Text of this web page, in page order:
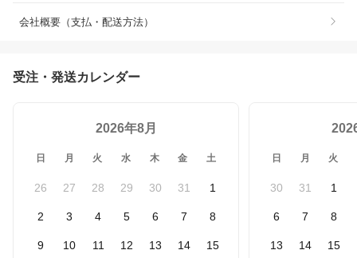
会社概要（支払・配送方法）
受注・発送カレンダー
2026年8月
日 月 火 水 木 金 土
26 27 28 29 30 31 1
2 3 4 5 6 7 8
9 10 11 12 13 14 15
日 月 火
30 31 1
6 7 8
13 14 15